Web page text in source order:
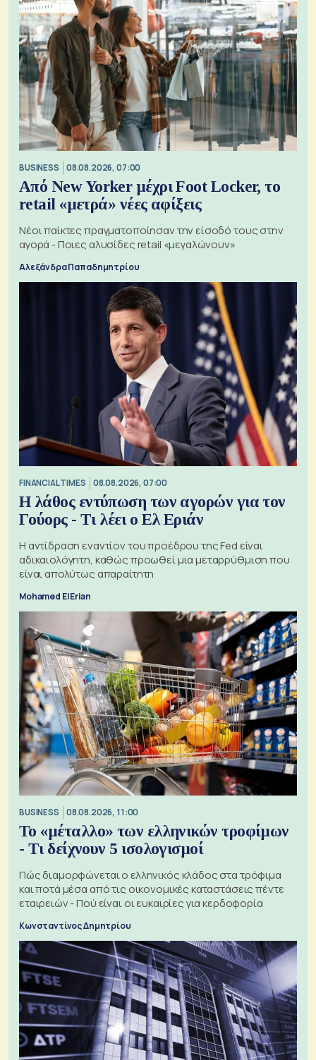
BUSINESS 08.08.2026, 07:00
Από New Yorker μέχρι Foot Locker, το
retail «μετρά» νέες αφίξεις
Νέοι παίκτες πραγματοποίησαν την είσοδό τους στην
αγορά - Ποιες αλυσίδες retail «μεγαλώνουν»
Αλεξάνδρα Παπαδημητρίου
FINANCIAL TIMES 08.08.2026, 07:00
Η λάθος εντύπωση των αγορών για τον
Γούορς - Τι λέει ο Ελ Εριάν
Η αντίδραση εναντίον του προέδρου της Fed είναι
αδικαιολόγητη, καθώς προωθεί μια μεταρρύθμιση που
είναι απολύτως απαραίτητη
Mohamed El Erian
BUSINESS 08.08.2026, 11:00
Το «μέταλλο» των ελληνικών τροφίμων
- Τι δείχνουν 5 ισολογισμοί
Πώς διαμορφώνεται ο ελληνικός κλάδος στα τρόφιμα
και ποτά μέσα από τις οικονομικές καταστάσεις πέντε
εταιρειών - Πού είναι οι ευκαιρίες για κερδοφορία
Κωνσταντίνος Δημητρίου